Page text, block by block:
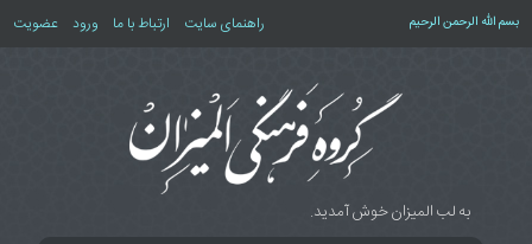
بسم الله الرحمن الرحیم راهنمای سایت ارتباط با ما ورود عضویت
به لب المیزان خوش آمدید.